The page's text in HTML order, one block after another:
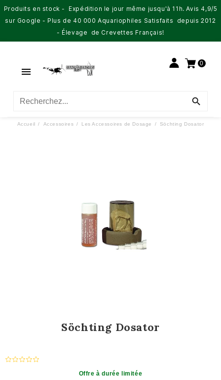
Produits en stock - Expédition le jour même jusqu'à 11h. Avis 4,9/5
sur Google - Plus de 40 000 Aquariophiles Satisfaits depuis 2012
- Élevage de Crevettes Français!

0

Accueil Accessoires Les Accessoires de Dosage Söchting Dosator
Söchting Dosator
Offre à durée limitée